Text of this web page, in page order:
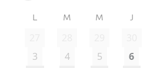
L M M J
3
4 5 6